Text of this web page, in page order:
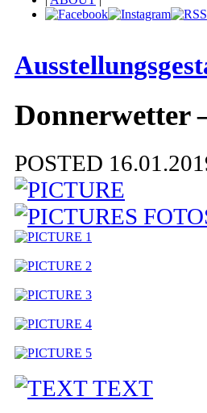
Donnerwetter
POSTED
TEXT